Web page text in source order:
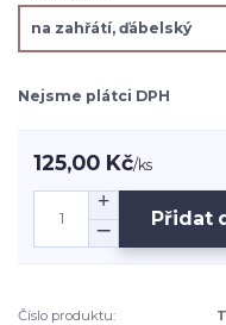
Nejsme plátci DPH
125,00 Kč/ks
Přidat
Číslo produktu: